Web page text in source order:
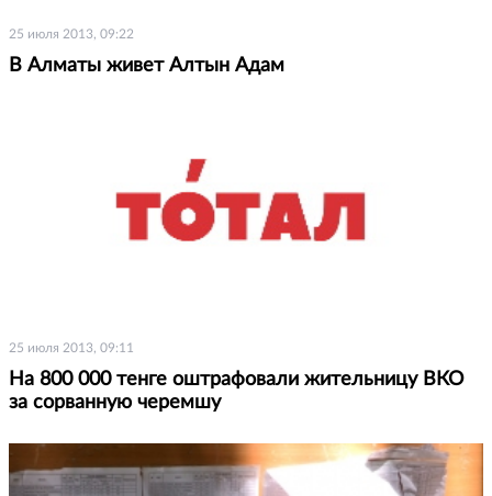
25 июля 2013, 09:22
В Алматы живет Алтын Адам
25 июля 2013, 09:11
На 800 000 тенге оштрафовали жительницу ВКО
за сорванную черемшу